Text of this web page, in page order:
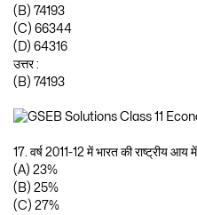
(B) 74193
(C) 66344
(D) 64316
उत्तर :
(B) 74193
17. वर्ष 2011-12 में भारत की राष्ट्रीय आय
(A) 23%
(B) 25%
(C) 27%